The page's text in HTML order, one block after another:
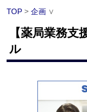
TOP >企画 ∨
【薬局業務
ル